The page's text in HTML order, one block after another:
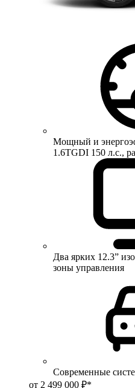
Мощный и
1.6TGDI 150 л.с.,
Два ярких 12.3”
зоны управления
Современные
от 2 499 000 ₽*